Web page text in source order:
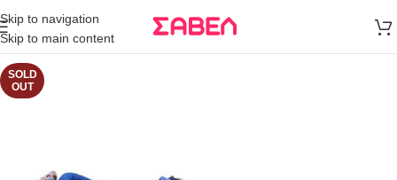
Skip to navigation
Skip to main content
άνω των 80€
Παραγγελία
SOLD
OUT